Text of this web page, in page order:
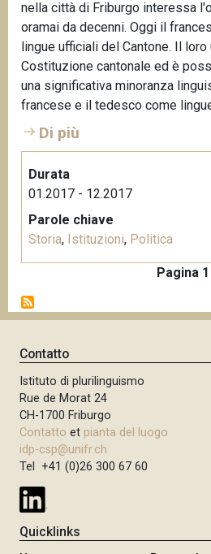
nella città di Friburgo interessa
oramai da decenni. Oggi il
lingue ufficiali del Cantone. Il
Costituzione cantonale ed è
una significativa minoranza
francese e il tedesco come
Di più
Durata
01.2017 - 12.2017
Parole chiave
Storia, Istituzioni, Politica
g
i
a
z
i
o
n
e
Pagina 1
Contatto
Istituto di plurilinguismo
Rue de Morat 24
CH-1700 Friburgo
Contatto et pianta del luogo
idp-csp@unifr.ch
Tel +41 (0)26 300 67 60
Quicklinks